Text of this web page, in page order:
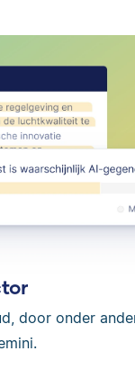
door onder